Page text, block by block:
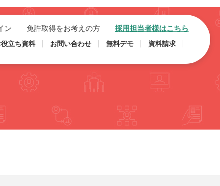
ン 免許取得をお考えの方 採用担当者様はこちら
役立ち資料 お問い合わせ 無料デモ 資料請求